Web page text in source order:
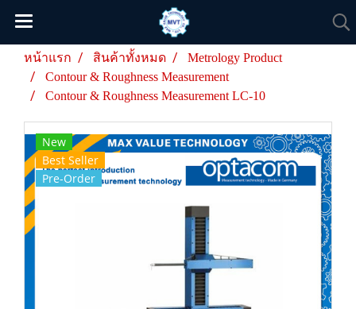
หน้าแรก สินค้าทั้งหมด
Metrology Product
Contour & Roughness Measurement
Contour & Roughness Measurement LC-10
New
Best Seller
Pre-Order